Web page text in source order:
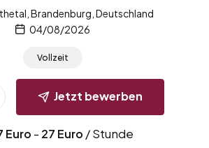
Brandenburg, Deutschland
04/08/2026
Vollzeit
Jetzt bewerben
Euro - 27 Euro / Stunde